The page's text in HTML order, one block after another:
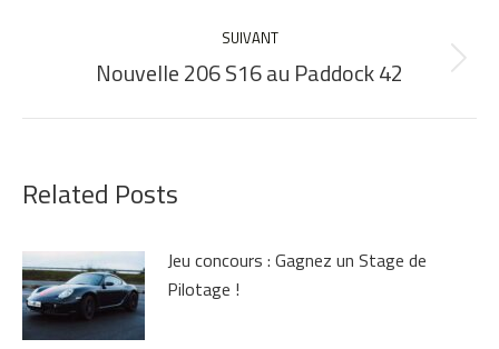
SUIVANT
Article
:
Nouvelle 206 S16 au Paddock 42
Related Posts
Jeu concours : Gagnez un Stage de
Pilotage !